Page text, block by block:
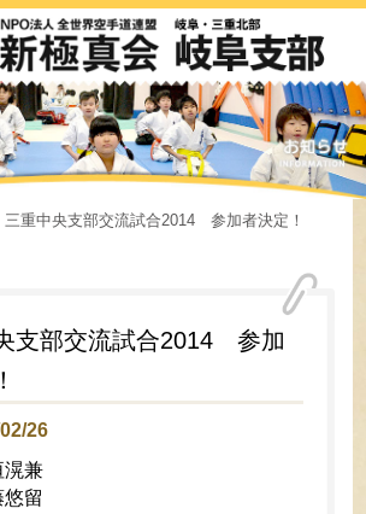
三重中央支部交流試合2014 参加者決定！
支部交流試合2014 参加
26
兼
留